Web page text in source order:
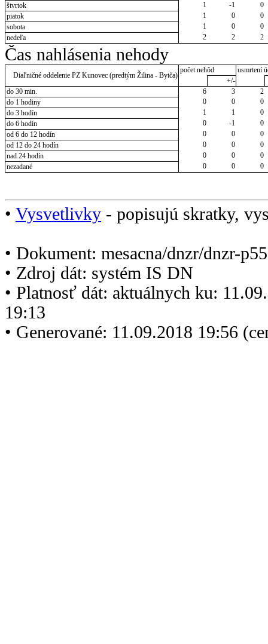
štvrtok
1 -1
0
piatok
1 0
0
sobota
1 0
0
nedeľa
2 2 2
Čas nahlásenia nehody
Diaľničné oddelenie PZ Kunovec (predtým Žilina - Bytča)
počet nehôd
usmrtení
+/-
do 30 min.
6 3
2
do 1 hodiny
0 0
0
do 3 hodín
1 1
0
do 6 hodín
0 -1
0
od 6 do 12 hodín
0 0
0
od 12 do 24 hodín
0 0
0
nad 24 hodín
0 0
0
nezadané
0 0 0
• Vysvetlivky - popisujú skratky,
• Dokument: mesacna/dnzr/dnzr-
• Zdroj dát: systém IS DN
• Platnosť dát: aktuálnych ku:
19:13
• Generované: 11.09.2018 19:56